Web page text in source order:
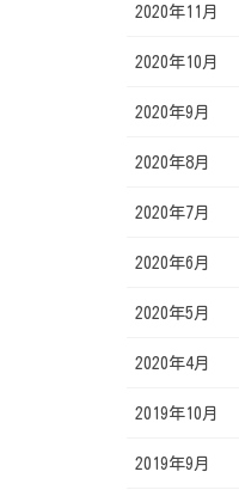
2020年11月
2020年10月
2020年9月
2020年8月
2020年7月
2020年6月
2020年5月
2020年4月
2019年10月
2019年9月